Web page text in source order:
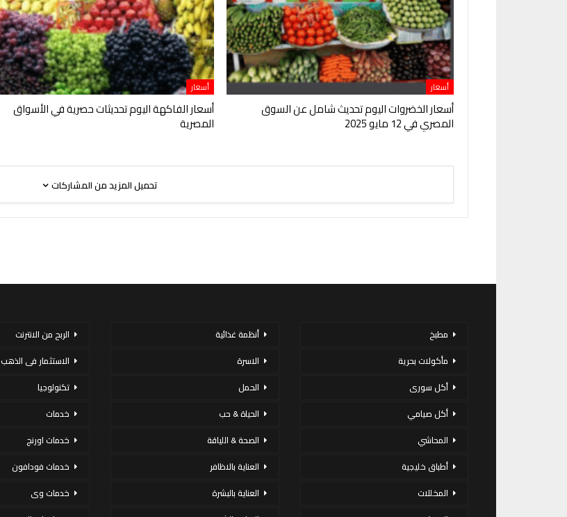
أسعار
أسعار الخضروات اليوم تحديث شامل عن السوق
المصري في 12 مايو 2025
أسعار
أسعار الفاكهة اليوم تحديثات حصرية في الأسواق
المصرية
تحميل المزيد من المشاركات
مطبخ
مأكولات بحرية
أكل سورى
أكل صيامي
المحاشي
أطباق خليجية
المخللات
أنظمة غذائية
الاسرة
الحمل
الحياة & حب
الصحة & اللياقة
العناية بالاظافر
العناية بالبشرة
الربح من الانترنت
الاستثمار فى الذهب
تكنولوجيا
خدمات
خدمات اورنج
خدمات فودافون
خدمات وى